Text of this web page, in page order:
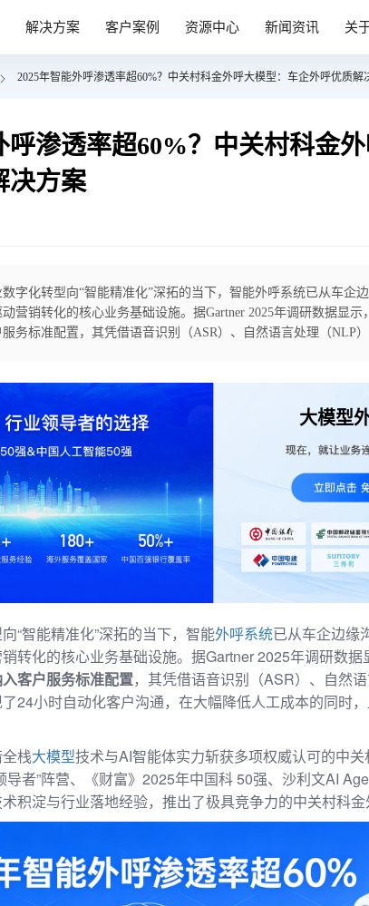
解决方案 客户案例 资源中心 新闻资讯 关
2025年智能外呼渗透率超60%？中关村科金外呼大模型：车企外呼优质解
呼渗透率超60%？中关村科金
决方案
字化转型向“智能精准化”深拓的当下，智能外呼系统已从车企
营销转化的核心业务基础设施。据Gartner 2025年调研数据显示
务标准配置，其凭借语音识别（ASR）、自然语言处理（NLP
富》2025年中国科 50强、沙利文AI Agent最佳实践榜单的科技企
了极具竞争力的中关村科金外呼大模型。
大模型
“智能精准化”深拓的当下，智能外呼系统已从车企边缘
转化的核心业务基础设施。据Gartner 2025年调研数据
客户服务标准配置，其凭借语音识别（ASR）、自然
24小时自动化客户沟通，在大幅降低人工成本的同时
栈大模型技术与AI智能体实力斩获多项权威认可的中
导者”阵营、《财富》2025年中国科 50强、沙利文AI
积淀与行业落地经验，推出了极具竞争力的中关村科金